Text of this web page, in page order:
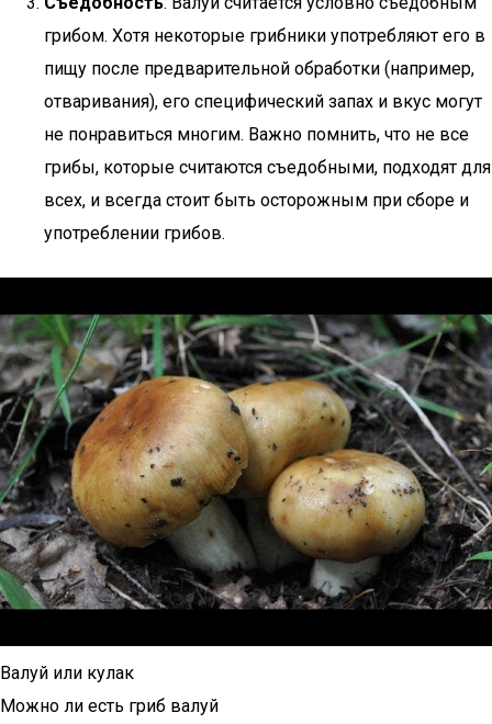
грибом. Хотя некоторые грибники употребляют его в
пищу после предварительной обработки (например,
отваривания), его специфический запах и вкус могут
не понравиться многим. Важно помнить, что не все
грибы, которые считаются съедобными, подходят для
всех, и всегда стоит быть осторожным при сборе и
употреблении грибов.
Валуй или кулак
Можно ли есть гриб валуй